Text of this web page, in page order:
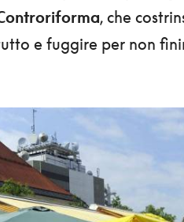
, che
e fuggire per non